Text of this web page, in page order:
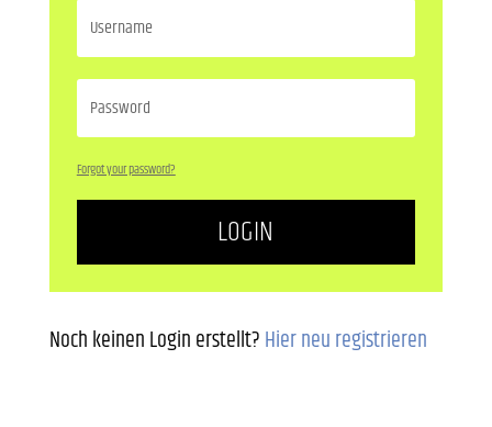
Forgot your password?
LOGIN
Noch keinen Login erstellt?Hier neu registrieren